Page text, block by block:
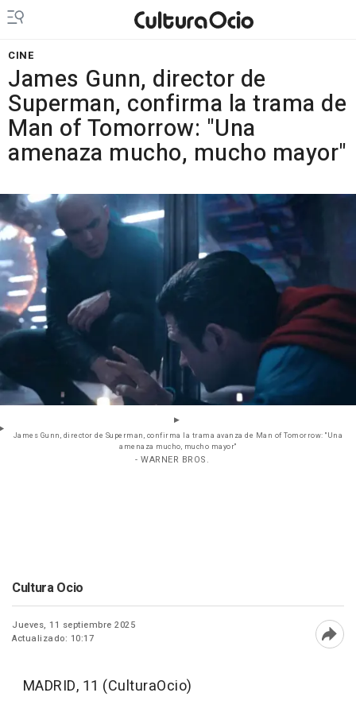
CINE
James Gunn, director de
Superman, confirma la trama de
Man of Tomorrow: "Una
amenaza mucho, mucho mayor"
James Gunn, director de Superman, confirma la trama avanza de Man of Tomorrow: "Una
amenaza mucho, mucho mayor"
- WARNER BROS.
Cultura Ocio
Jueves, 11 septiembre 2025
Actualizado: 10:17
MADRID, 11 (CulturaOcio)